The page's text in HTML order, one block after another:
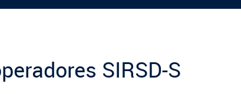
Maule
VIDEOS PODCAST
SIRSD-S